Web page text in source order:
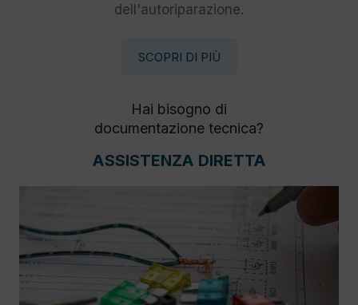
dell'autoriparazione.
SCOPRI DI PIÙ
Hai bisogno di
documentazione tecnica?
ASSISTENZA DIRETTA